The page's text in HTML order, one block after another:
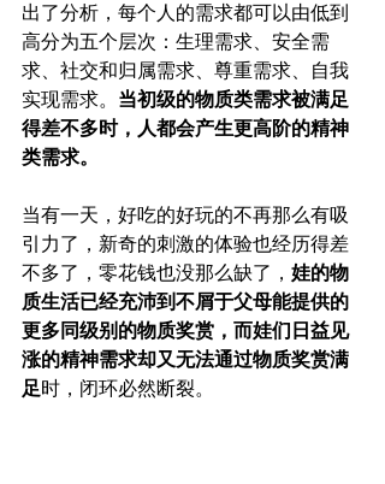
出了分析，每个人的需求都可以由低到
高分为五个层次：生理需求、安全需
求、社交和归属需求、尊重需求、自我
实现需求。 当初级的物质类需求被满足
得差不多时，人都会产生更高阶的精神
类需求。
当有一天，好吃的好玩的不再那么有吸
引力了，新奇的刺激的体验也经历得差
不多了，零花钱也没那么缺了， 娃的物
质生活已经充沛到不屑于父母能提供的
更多同级别的物质奖赏，而娃们日益见
涨的精神需求却又无法通过物质奖赏满
足时，闭环必然断裂。